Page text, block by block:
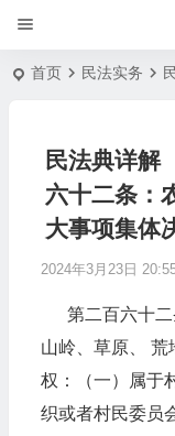
首页 民法实务
民法典详解
六十二条：
大事项集体
2024年3月23日
第二百六十二
山岭、草原、
权：（一）属于
织或者村民委员